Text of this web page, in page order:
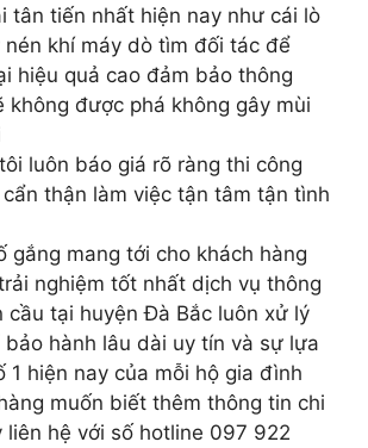
tân tiến nhất hiện nay như cái lò
nén khí máy dò tìm đối tác để
hiệu quả cao đảm bảo thông
không được phá không gây mùi
luôn báo giá rõ ràng thi công
thận làm việc tận tâm tận tình
gắng mang tới cho khách hàng
nghiệm tốt nhất dịch vụ thông
cầu tại huyện Đà Bắc luôn xử lý
hành lâu dài uy tín và sự lựa
1 hiện nay của mỗi hộ gia đình
muốn biết thêm thông tin chi
liên hệ với số hotline 097 922